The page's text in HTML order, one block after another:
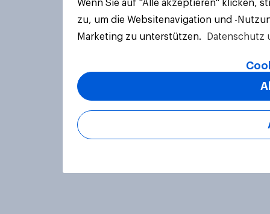
Wenn Sie auf "Alle akzeptieren" klicken,
zu, um die Websitenavigation und -
Marketing zu unterstützen.
Datenschutz